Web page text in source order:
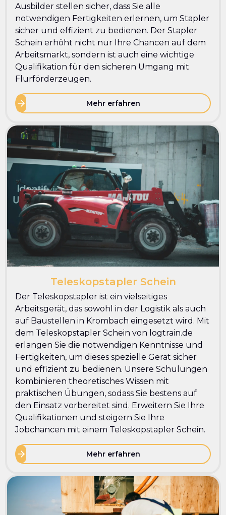
Ausbilder stellen sicher, dass Sie alle
notwendigen Fertigkeiten erlernen, um Stapler
sicher und effizient zu bedienen. Der Stapler
Schein erhöht nicht nur Ihre Chancen auf dem
Arbeitsmarkt, sondern ist auch eine wichtige
Qualifikation für den sicheren Umgang mit
Flurförderzeugen.
Mehr erfahren
Teleskopstapler Schein
Der Teleskopstapler ist ein vielseitiges
Arbeitsgerät, das sowohl in der Logistik als auch
auf Baustellen in Krombach eingesetzt wird. Mit
dem Teleskopstapler Schein von logtrain.de
erlangen Sie die notwendigen Kenntnisse und
Fertigkeiten, um dieses spezielle Gerät sicher
und effizient zu bedienen. Unsere Schulungen
kombinieren theoretisches Wissen mit
praktischen Übungen, sodass Sie bestens auf
den Einsatz vorbereitet sind. Erweitern Sie Ihre
Qualifikationen und steigern Sie Ihre
Jobchancen mit einem Teleskopstapler Schein.
Mehr erfahren